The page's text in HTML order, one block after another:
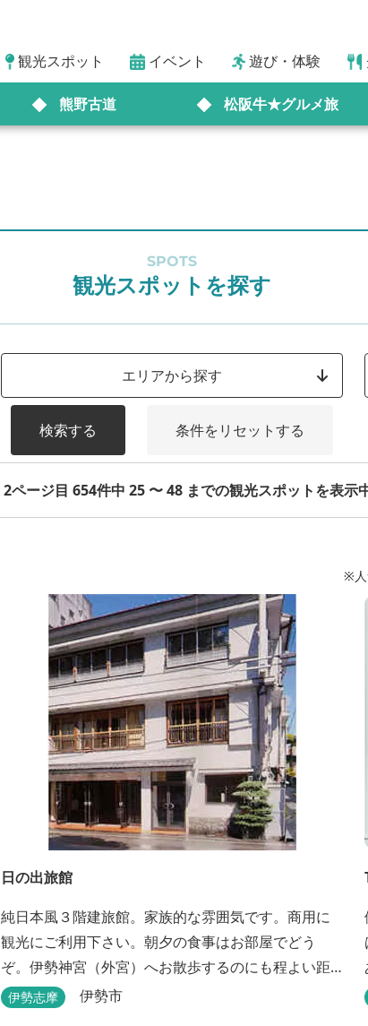
観光スポット イベント 遊び・体験
熊野古道 松阪牛★グルメ旅
SPOTS
観光スポットを探す
エリアから探す
検索する 条件をリセットする
ページ目 654件中 25 〜 48 までの観光スポットを表示
※人
日の出旅館
純日本風３階建旅館。家族的な雰囲気です。商用に
観光にご利用下さい。朝夕の食事はお部屋でどう
ぞ。伊勢神宮（外宮）へお散歩するのにも程よい距
離です。
伊勢志摩 伊勢市